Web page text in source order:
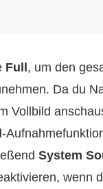
Full, um den
Da du
Vollbild
-
System
wenn